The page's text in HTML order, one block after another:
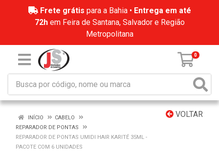
Frete grátis para a Bahia • Entrega em até
72hem Feira de Santana, Salvador e Região
Metropolitana
0
VOLTAR
INÍCIO
CABELO
REPARADOR DE PONTAS
REPARADOR DE PONTAS UMIDI HAIR KARITÉ 35ML -
PACOTE COM 6 UNIDADES